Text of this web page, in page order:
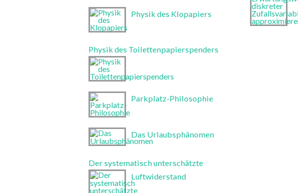
Physik des Klopapiers
Physik des Toilettenpapierspenders
Parkplatz-Philosophie
Das Urlaubsphänomen
Der systematisch unterschätzte
Luftwiderstand